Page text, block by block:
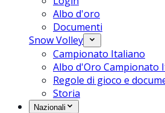
Albo d'oro
Documenti
Snow Volley
Campionato Italiano
Albo d'Oro Campionato
Regole di gioco e
Storia
Nazionali